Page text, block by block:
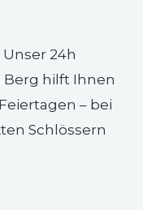
24h
Berg hilft Ihnen
– bei
Schlössern